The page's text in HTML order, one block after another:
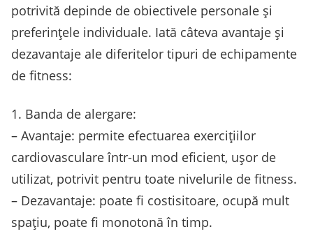
potrivită depinde de obiectivele personale și
preferințele individuale. Iată câteva avantaje și
dezavantaje ale diferitelor tipuri de echipamente
de fitness:
1. Banda de alergare:
– Avantaje: permite efectuarea exercițiilor
cardiovasculare într-un mod eficient, ușor de
utilizat, potrivit pentru toate nivelurile de fitness.
– Dezavantaje: poate fi costisitoare, ocupă mult
spațiu, poate fi monotonă în timp.